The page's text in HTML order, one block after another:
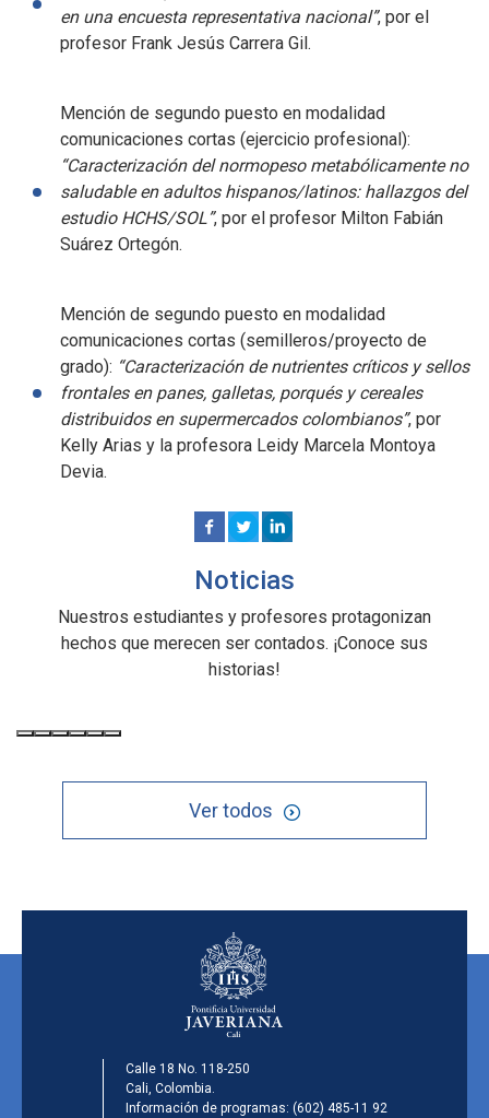
en una encuesta representativa nacional”, por el
profesor Frank Jesús Carrera Gil.
Mención de segundo puesto en modalidad
comunicaciones cortas (ejercicio profesional):
“Caracterización del normopeso metabólicamente no
saludable en adultos hispanos/latinos: hallazgos del
estudio HCHS/SOL”, por el profesor Milton Fabián
Suárez Ortegón.
Mención de segundo puesto en modalidad
comunicaciones cortas (semilleros/proyecto de
grado): “Caracterización de nutrientes críticos y sellos
frontales en panes, galletas, porqués y cereales
distribuidos en supermercados colombianos”, por
Kelly Arias y la profesora Leidy Marcela Montoya
Devia.
Noticias
Nuestros estudiantes y profesores protagonizan
hechos que merecen ser contados. ¡Conoce sus
historias!
Ver todos
Calle 18 No. 118-250
Cali, Colombia.
Información de programas: (602) 485-11 92